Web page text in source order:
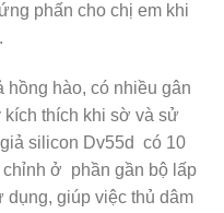
phấn cho chị em khi
hào, có nhiều gân
kích thích khi sờ và sử
silicon Dv55d có 10
chỉnh ở phần gần bộ lấp
giúp việc thủ dâm